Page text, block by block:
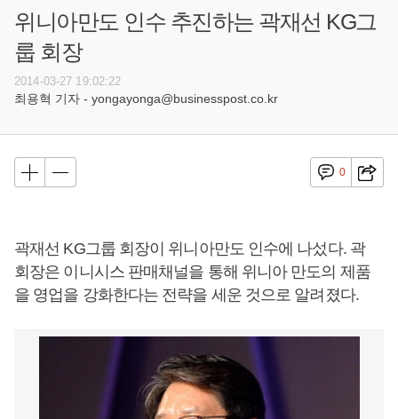
위니아만도 인수 추진하는 곽재선 KG그
룹 회장
2014-03-27 19:02:22
최용혁 기자 - yongayonga@businesspost.co.kr
0
곽재선 KG그룹 회장이 위니아만도 인수에 나섰다. 곽
회장은 이니시스 판매채널을 통해 위니아 만도의 제품
을 영업을 강화한다는 전략을 세운 것으로 알려졌다.